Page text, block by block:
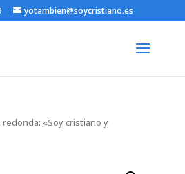
yotambien@soycristiano.es
redonda: «Soy cristiano y